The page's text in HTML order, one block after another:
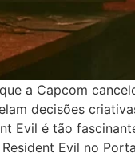
a Capcom
decisões
Evil é tão
Evil no